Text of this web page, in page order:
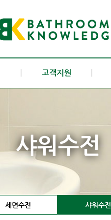
고객지원
샤워수전
세면수전 샤워수전